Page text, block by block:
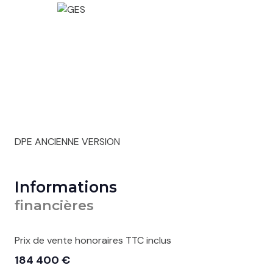
DPE ANCIENNE VERSION
Informations
financières
Prix de vente honoraires TTC inclus
184 400 €